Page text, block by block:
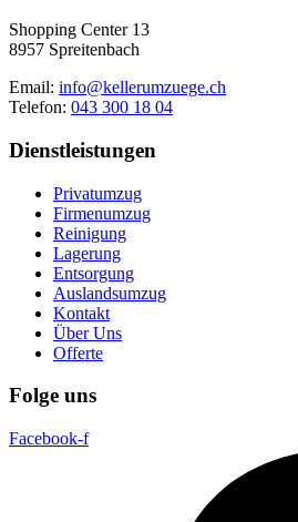
Shopping Center 13
8957 Spreitenbach
Email: info@kellerumzuege.ch
Telefon: 043 300 18 04
Dienstleistungen
Privatumzug
Firmenumzug
Reinigung
Lagerung
Entsorgung
Auslandsumzug
Kontakt
Über Uns
Offerte
Folge uns
Facebook-f